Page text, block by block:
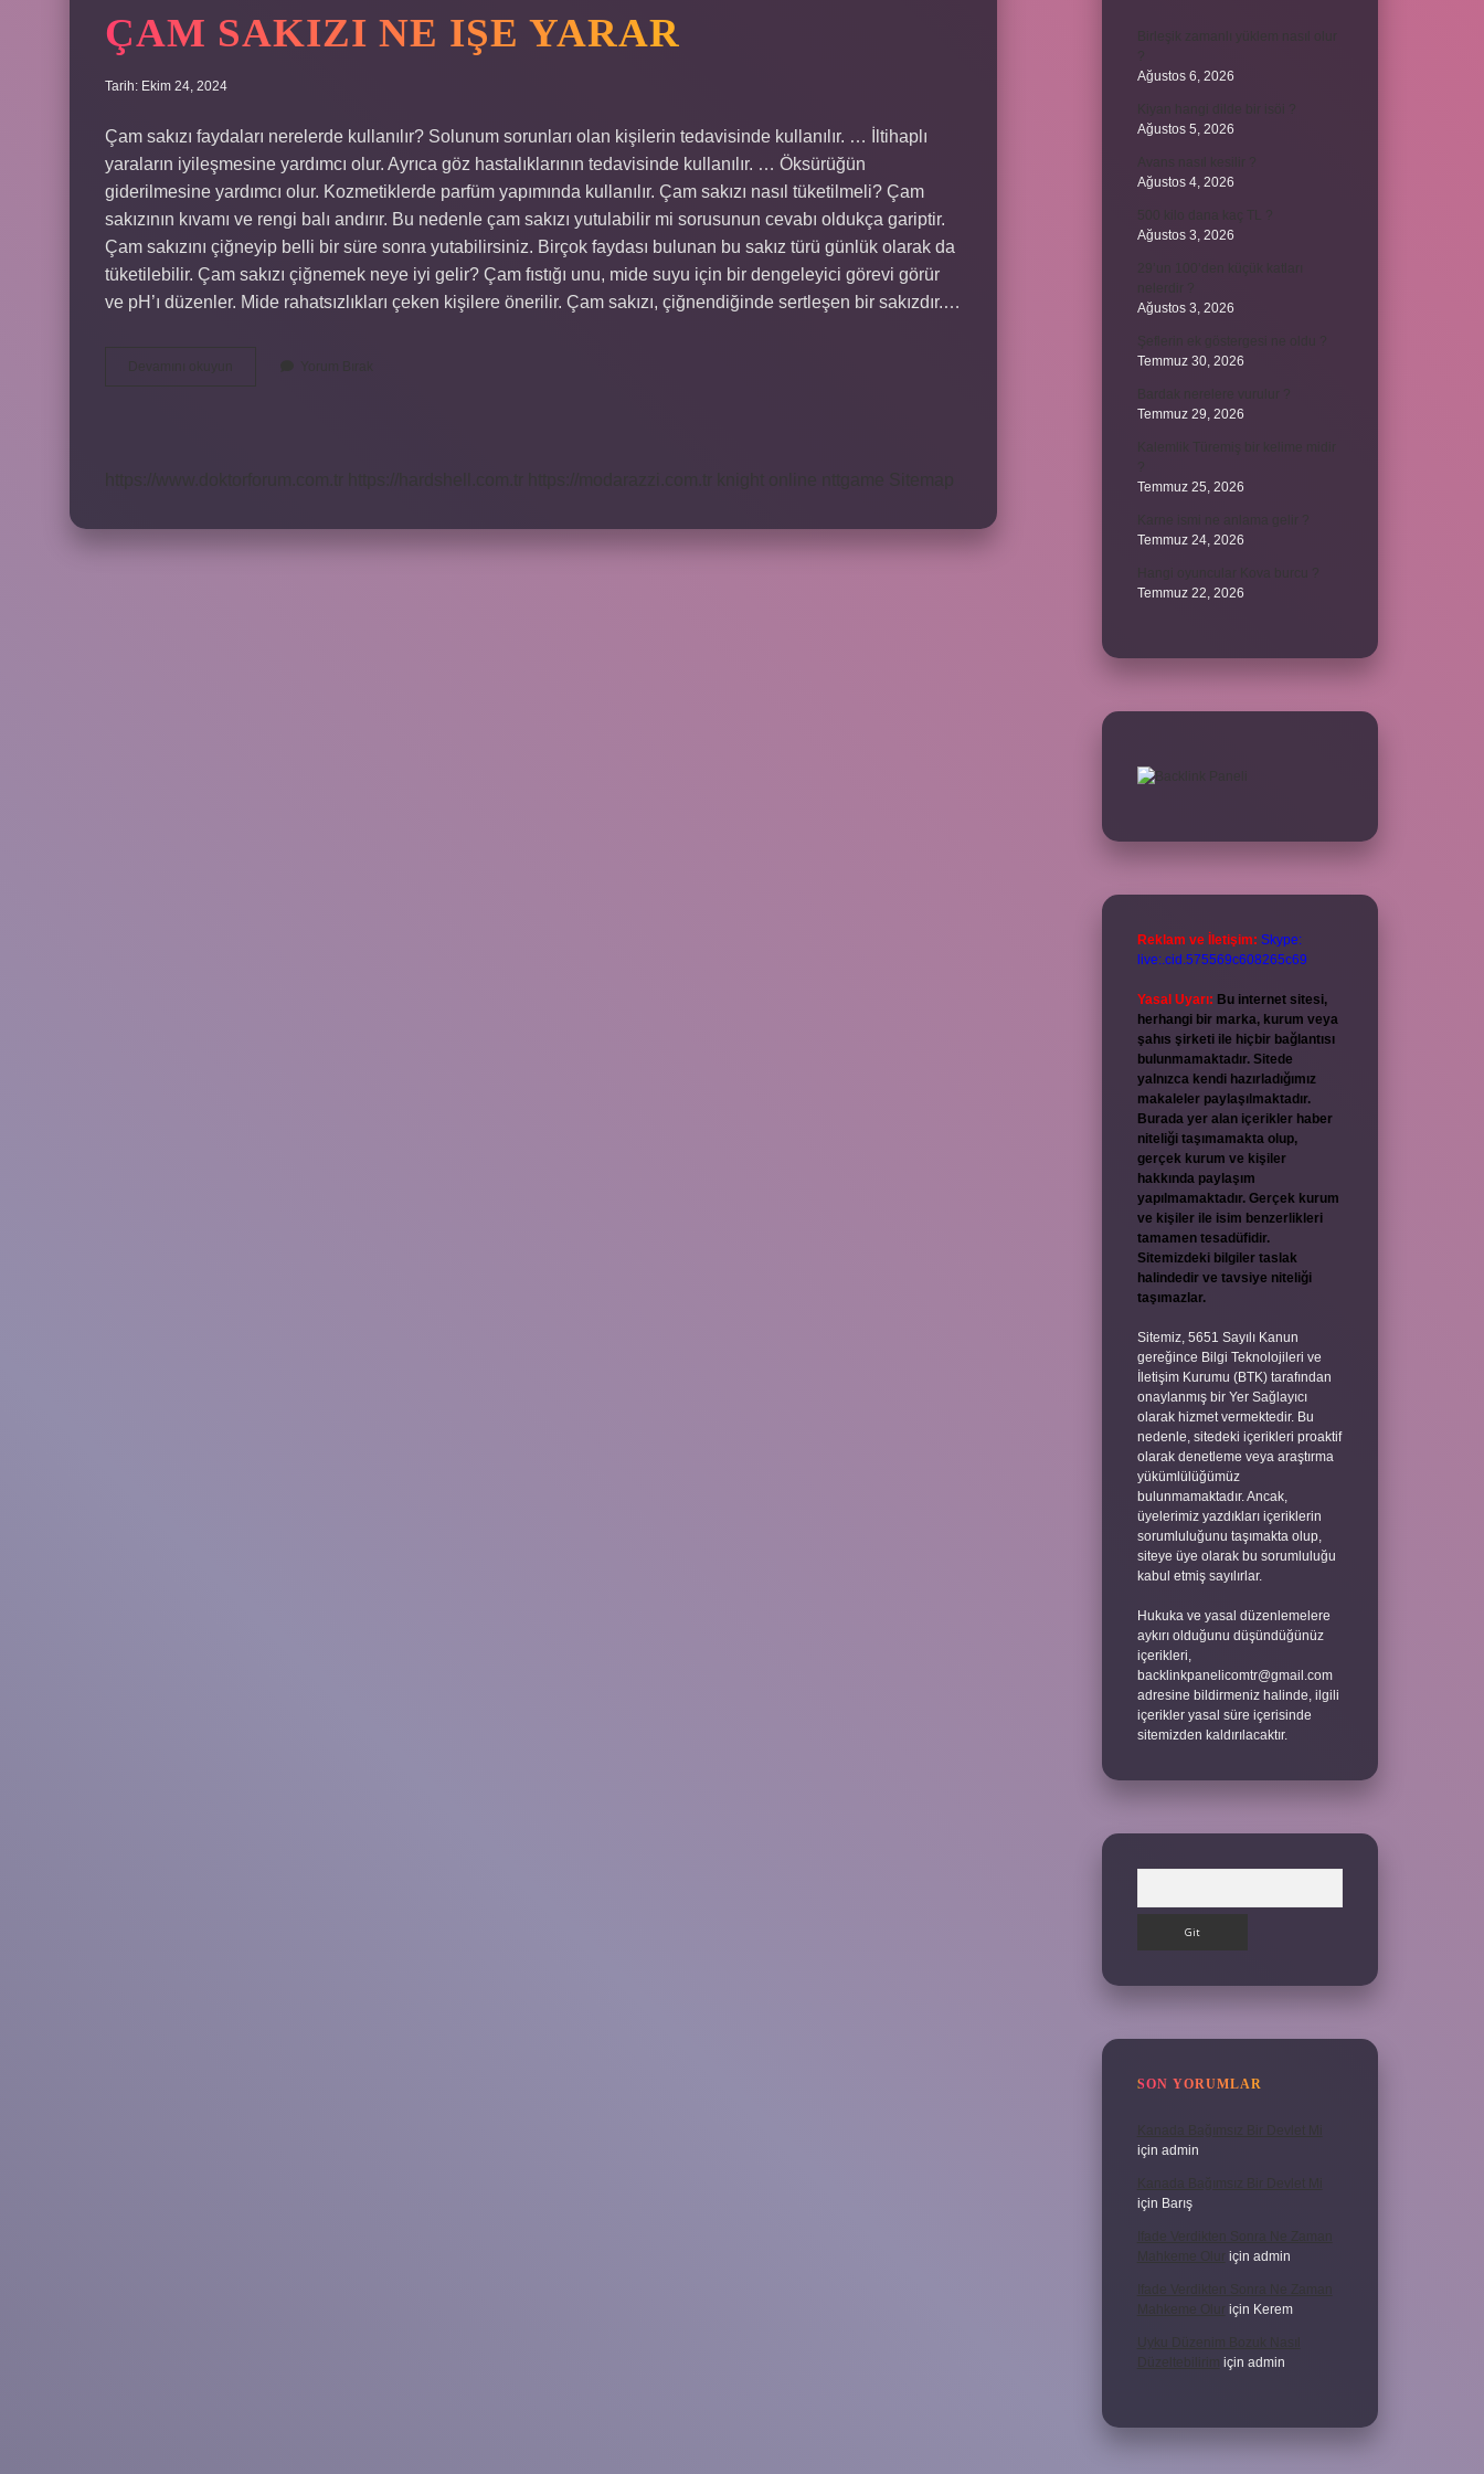
ÇAM SAKIZI NE IŞE YARAR
Tarih: Ekim 24, 2024
Çam sakızı faydaları nerelerde kullanılır? Solunum sorunları olan kişilerin tedavisinde kullanılır. … İltihaplı
yaraların iyileşmesine yardımcı olur. Ayrıca göz hastalıklarının tedavisinde kullanılır. … Öksürüğün
giderilmesine yardımcı olur. Kozmetiklerde parfüm yapımında kullanılır. Çam sakızı nasıl tüketilmeli? Çam
sakızının kıvamı ve rengi balı andırır. Bu nedenle çam sakızı yutulabilir mi sorusunun cevabı oldukça gariptir.
Çam sakızını çiğneyip belli bir süre sonra yutabilirsiniz. Birçok faydası bulunan bu sakız türü günlük olarak da
tüketilebilir. Çam sakızı çiğnemek neye iyi gelir? Çam fıstığı unu, mide suyu için bir dengeleyici görevi görür
ve pH’ı düzenler. Mide rahatsızlıkları çeken kişilere önerilir. Çam sakızı, çiğnendiğinde sertleşen bir sakızdır.…
Ağustos 6, 2026
Ağustos 5, 2026
Ağustos 4, 2026
Ağustos 3, 2026
Ağustos 3, 2026
Temmuz 30, 2026
Temmuz 29, 2026
Temmuz 25, 2026
Temmuz 24, 2026
Temmuz 22, 2026
Reklam ve İletişim: Skype:
live:.cid.575569c608265c69
Yasal Uyarı: Bu internet sitesi,
herhangi bir marka, kurum veya
şahıs şirketi ile hiçbir bağlantısı
bulunmamaktadır. Sitede
yalnızca kendi hazırladığımız
makaleler paylaşılmaktadır.
Burada yer alan içerikler haber
niteliği taşımamakta olup,
gerçek kurum ve kişiler
hakkında paylaşım
yapılmamaktadır. Gerçek kurum
ve kişiler ile isim benzerlikleri
tamamen tesadüfidir.
Sitemizdeki bilgiler taslak
halindedir ve tavsiye niteliği
taşımazlar.
Sitemiz, 5651 Sayılı Kanun
gereğince Bilgi Teknolojileri ve
İletişim Kurumu (BTK) tarafından
onaylanmış bir Yer Sağlayıcı
olarak hizmet vermektedir. Bu
nedenle, sitedeki içerikleri proaktif
olarak denetleme veya araştırma
yükümlülüğümüz
bulunmamaktadır. Ancak,
üyelerimiz yazdıkları içeriklerin
sorumluluğunu taşımakta olup,
siteye üye olarak bu sorumluluğu
kabul etmiş sayılırlar.
Hukuka ve yasal düzenlemelere
aykırı olduğunu düşündüğünüz
içerikleri,
backlinkpanelicomtr@gmail.com
adresine bildirmeniz halinde, ilgili
içerikler yasal süre içerisinde
sitemizden kaldırılacaktır.
SON YORUMLAR
Kanada Bağımsız Bir Devlet Mi
için admin
Kanada Bağımsız Bir Devlet Mi
için Barış
Ifade Verdikten Sonra Ne Zaman
Mahkeme Olur için admin
Ifade Verdikten Sonra Ne Zaman
Mahkeme Olur için Kerem
Uyku Düzenim Bozuk Nasıl
Düzeltebilirim
için admin